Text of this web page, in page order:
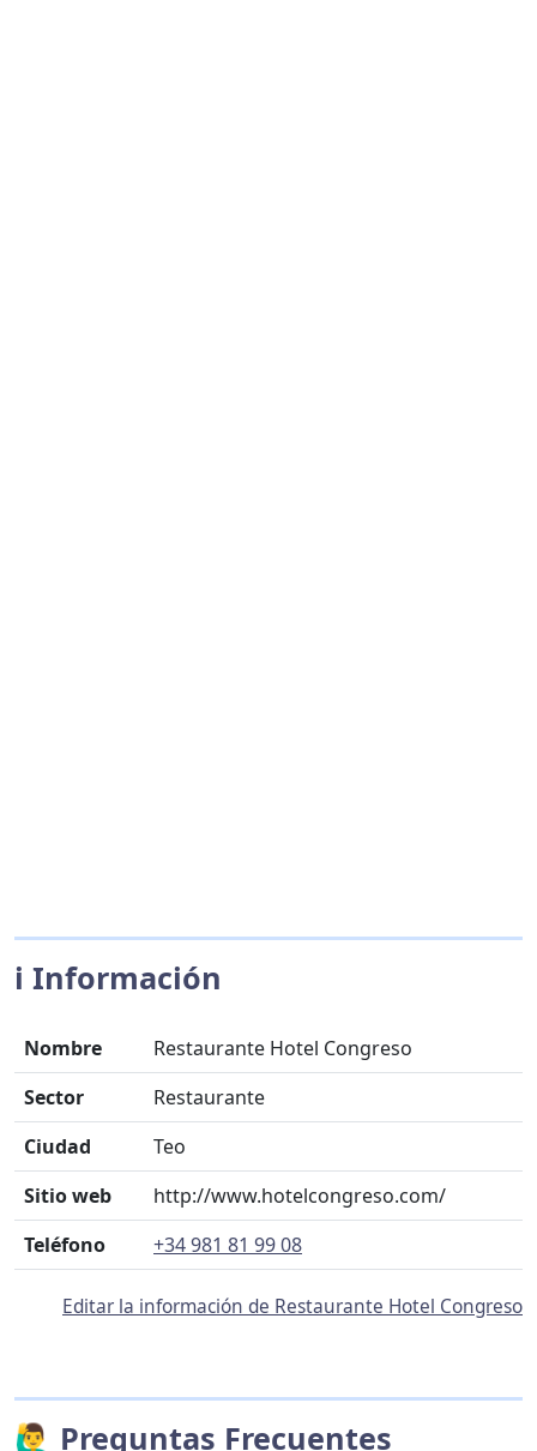
ℹ️ Información
Nombre
Restaurante Hotel Congreso
Sector
Restaurante
Ciudad
Teo
Sitio web
http://www.hotelcongreso.com/
Teléfono
+34 981 81 99 08
Editar la información de Restaurante Hotel Congreso
🙋‍♂️ Preguntas Frecuentes